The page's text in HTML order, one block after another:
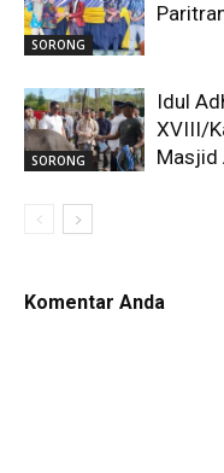
SORONG
SORONG
Idul
XVIII/
Masjid
Komentar Anda